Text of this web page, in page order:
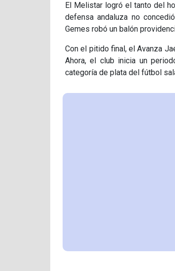
El Melistar logró el tanto del
defensa andaluza no
Gemes robó un balón
Con el pitido final, el Avanza
Ahora, el club inicia un
categoría de plata del fútbol